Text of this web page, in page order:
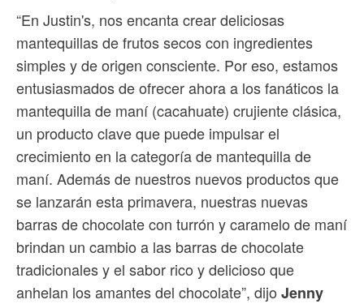
“En Justin's, nos encanta crear deliciosas
mantequillas de frutos secos con ingredientes
simples y de origen consciente. Por eso, estamos
entusiasmados de ofrecer ahora a los fanáticos la
mantequilla de maní (cacahuate) crujiente clásica,
un producto clave que puede impulsar el
crecimiento en la categoría de mantequilla de
maní. Además de nuestros nuevos productos que
se lanzarán esta primavera, nuestras nuevas
barras de chocolate con turrón y caramelo de maní
brindan un cambio a las barras de chocolate
tradicionales y el sabor rico y delicioso que
anhelan los amantes del chocolate”, dijo Jenny